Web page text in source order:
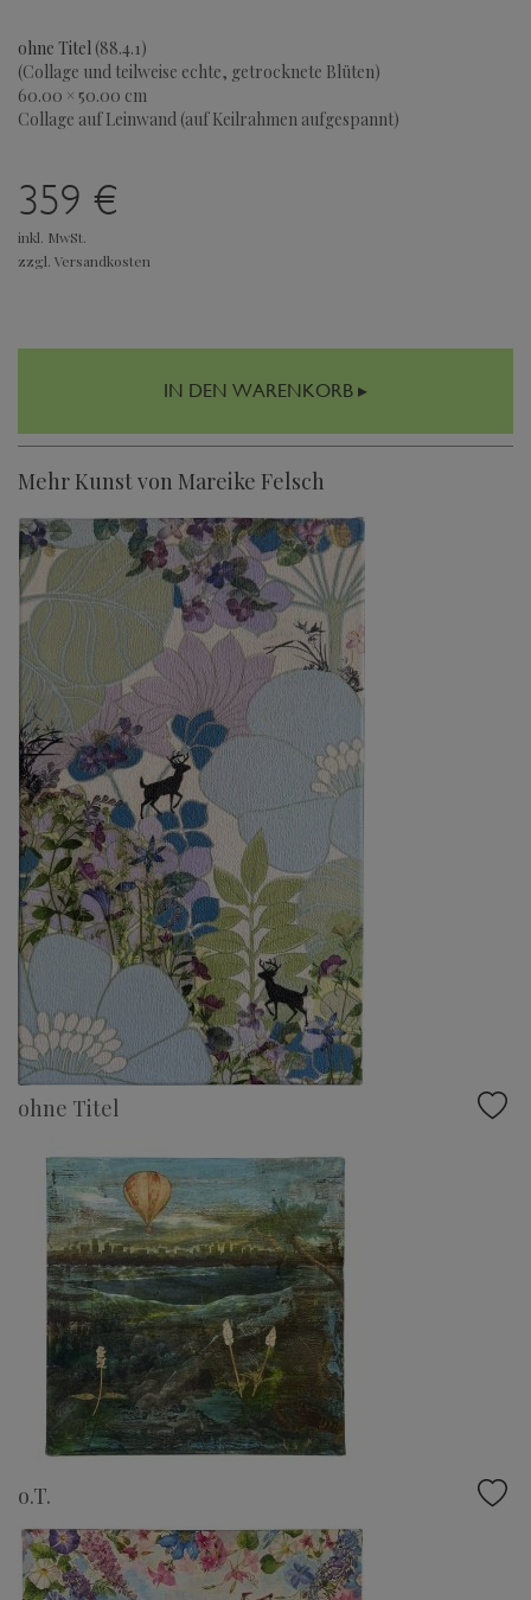
ohne Titel (88.4.1)
(Collage und teilweise echte, getrocknete Blüten)
60.00 × 50.00 cm
Collage auf Leinwand (auf Keilrahmen aufgespannt)
359 €
inkl. MwSt.
zzgl. Versandkosten
IN DEN WARENKORB ▸
Mehr Kunst von Mareike Felsch
ohne Titel
o.T.